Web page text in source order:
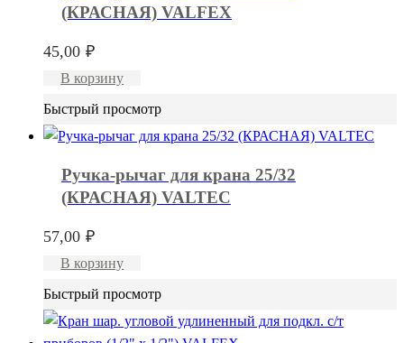
(КРАСНАЯ) VALFEX
45,00 ₽
В корзину
Быстрый просмотр
Ручка-рычаг для крана 25/32
(КРАСНАЯ) VALTEC
57,00 ₽
В корзину
Быстрый просмотр